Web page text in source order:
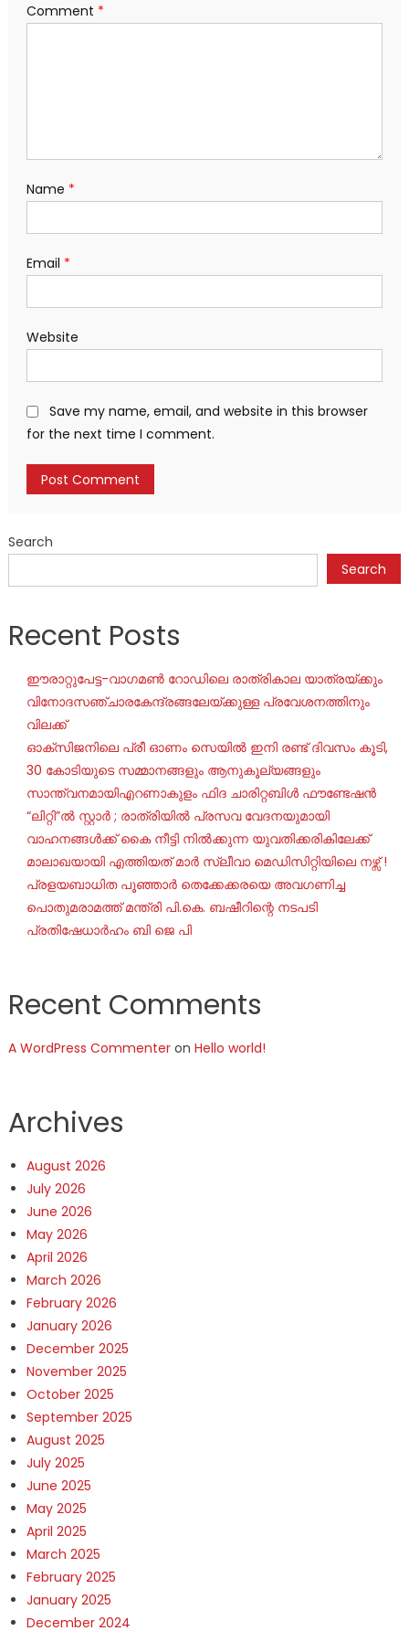
Comment *
Name *
Email *
Website
Save my name, email, and website in this browser
for the next time I comment.
Search
Search
Recent Posts
ഈരാറ്റുപേട്ട-വാഗമൺ റോഡിലെ രാത്രികാല യാത്രയ്ക്കും
വിനോദസഞ്ചാരകേന്ദ്രങ്ങലേയ്ക്കുള്ള പ്രവേശനത്തിനും
വിലക്ക്
ഓക്‌സിജനിലെ പ്രീ ഓണം സെയില്‍ ഇനി രണ്ട് ദിവസം കൂടി,
30 കോടിയുടെ സമ്മാനങ്ങളും ആനുകൂല്യങ്ങളും
സാന്ത്വനമായിഎറണാകുളം ഫിദ ചാരിറ്റബിൾ ഫൗണ്ടേഷൻ
“ലിറ്റി”ൽ സ്റ്റാർ ; രാത്രിയിൽ പ്രസവ വേദനയുമായി
വാഹനങ്ങൾക്ക് കൈ നീട്ടി നിൽക്കുന്ന യുവതിക്കരികിലേക്ക്
മാലാഖയായി എത്തിയത് മാർ സ്ലീവാ മെഡിസിറ്റിയിലെ നഴ്സ് !
പ്രളയബാധിത പൂഞ്ഞാർ തെക്കേക്കരയെ അവഗണിച്ച
പൊതുമരാമത്ത് മന്ത്രി പി.കെ. ബഷീറിന്റെ നടപടി
പ്രതിഷേധാർഹം ബി ജെ പി
Recent Comments
A WordPress Commenteron Hello world!
Archives
August 2026
July 2026
June 2026
May 2026
April 2026
March 2026
February 2026
January 2026
December 2025
November 2025
October 2025
September 2025
August 2025
July 2025
June 2025
May 2025
April 2025
March 2025
February 2025
January 2025
December 2024